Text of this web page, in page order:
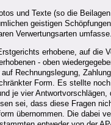
und Texte (so die
geistigen
Verwertungsarten
erhobene, auf die
- oben
Rechnungslegung,
Form. Es stellte
je vier
sei, dass diese Fragen
übernommen. Die dabei